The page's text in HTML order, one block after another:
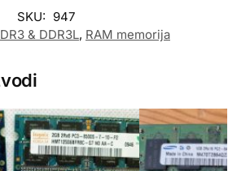
SKU: 947
& DDR3L, RAM memorija